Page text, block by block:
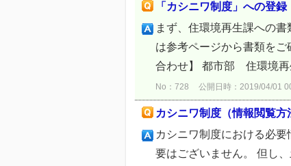
「カシニワ制度」への登録
まず、住環境再生課への
は参考ページから書類を
合わせ】 都市部 住環境再
No：728 公開日時：2019/04/01
カシニワ制度（情報閲覧方
カシニワ制度における必
要はございません。 但し